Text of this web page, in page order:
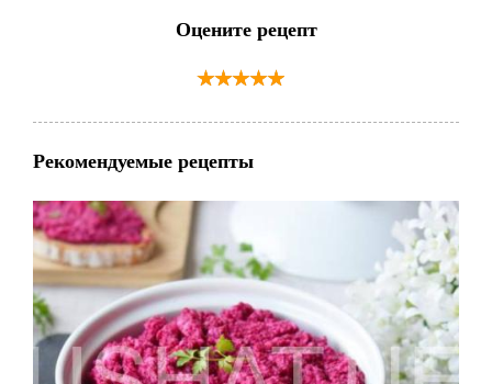
Оцените рецепт
Рекомендуемые рецепты